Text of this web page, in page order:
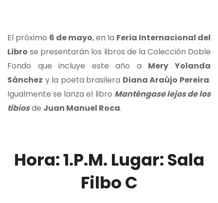
El próximo 6 de mayo, en la Feria Internacional del
Libro se presentarán los libros de la Colección Doble
Fondo que incluye este año a Mery Yolanda
Sánchez y la poeta brasilera Diana Araújo Pereira.
Igualmente se lanza el libro Manténgase lejos de los
tibiosde Juan Manuel Roca.
Hora: 1.P.M. Lugar: Sala
Filbo C